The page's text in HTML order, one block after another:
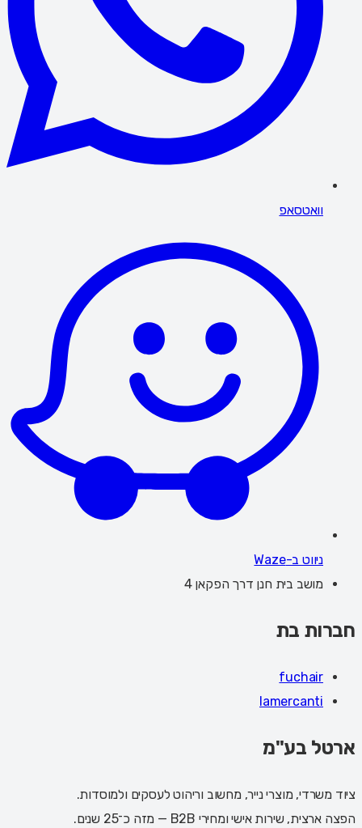
וואטסאפ
ניווט ב-Waze
מושב בית חנן דרך הפקאן 4
חברות בת
fuchair
lamercanti
ארטל בע"מ
ציוד משרדי, מוצרי נייר, מחשוב וריהוט לעסקים ולמוסדות.
הפצה ארצית, שירות אישי ומחירי B2B — מזה כ־25 שנים.